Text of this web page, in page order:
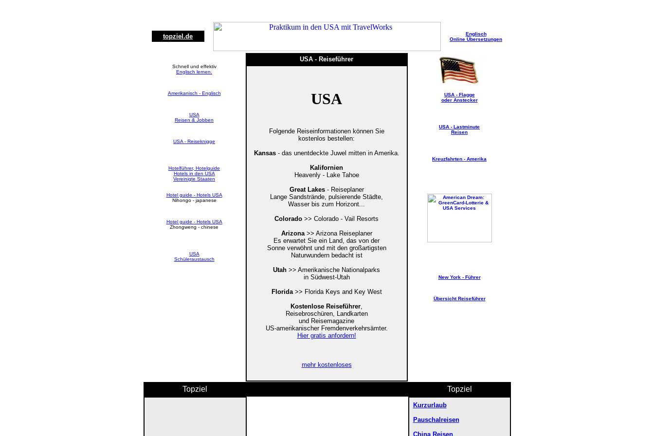
topziel.de
Englisch
Online Übersetzungen
Schnell und effektiv
Englisch lernen.
Amerikanisch - Englisch
USA
Reisen & Jobben
USA - Reiseknigge
Hotelführer, Hotelguide
Hotels in den USA
Vereinigte Staaten
Hotel guide - Hotels USA
Nihongo - japanese
Hotel guide - Hotels USA
Zhongweng - chinese
USA
Schüleraustausch
USA - Reiseführer
USA
Folgende Reiseinformationen können Sie
kostenlos bestellen:
Kansas- das unentdeckte Juwel mitten in Amerika.
Kalifornien
Heavenly - Lake Tahoe
Great Lakes- Reiseplaner
Lange Sandstrände, pulsierende Städte,
Wasser bis zum Horizont...
Colorado >> Colorado - Vail Resorts
Arizona>> Arizona Reiseplaner
Es erwartet Sie ein Land, das von der
Sonne verwöhnt und mit den großartigsten
Naturwundern bedacht ist
Utah >> Amerikanische Nationalparks
in Südwest-Utah
Florida>> Florida Keys and Key West
Kostenlose Reiseführer
Reisebroschüren, Landkarten
und Reisemagazine
US-amerikanischer Fremdenverkehrsämter.
Hier gratis anfordern!
mehr kostenloses
USA - Flagge
oder Anstecker
USA - Lastminute
Reisen
Kreuzfahrten - Amerika
New York - Führer
Übersicht Reiseführer
Topziel Topziel
Kurzurlaub
Pauschalreisen
China Reisen